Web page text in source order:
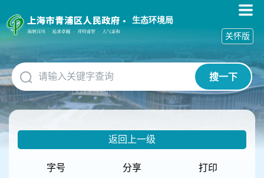
障
碍
作
说
明
跳
到
网
生态环境局
搜一下
关怀版
返回上一级
字号
分享 打印